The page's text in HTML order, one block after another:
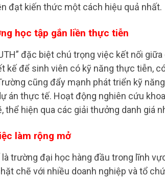
đạt kiến thức một cách hiệu quả nhất.
học tập gắn liền thực tiễn
đặc biệt chú trọng việc kết nối
kế để sinh viên có kỹ năng thực tiễn,
cũng đẩy mạnh phát triển kỹ
án thực tế. Hoạt động nghiên cứu
thể hiện qua các giải thưởng danh giá
làm rộng mở
trường đại học hàng đầu trong lĩnh
chẽ với nhiều doanh nghiệp và tổ